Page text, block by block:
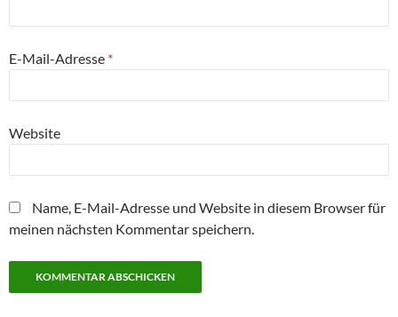
E-Mail-Adresse *
Website
Name, E-Mail-Adresse und Website in diesem Browser für
meinen nächsten Kommentar speichern.